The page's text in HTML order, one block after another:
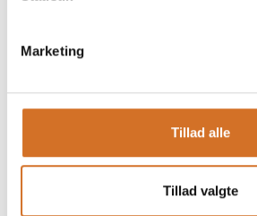
Marketing
Tillad alle
Tillad valgte